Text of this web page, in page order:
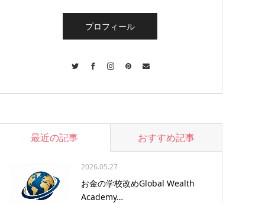
プロフィール
Twitter Facebook
最近の記事 おすすめ記事
2026.05.27
お金の学校改めGlobal Wealth
Academy…